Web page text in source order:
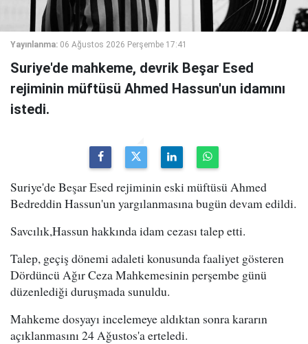
Yayınlanma: 06 Ağustos 2026 Perşembe 17:41
Suriye'de mahkeme, devrik Beşar Esed
rejiminin müftüsü Ahmed Hassun'un idamını
istedi.
Suriye'de Beşar Esed rejiminin eski müftüsü Ahmed
Bedreddin Hassun'un yargılanmasına bugün devam edildi.
Savcılık,Hassun hakkında idam cezası talep etti.
Talep, geçiş dönemi adaleti konusunda faaliyet gösteren
Dördüncü Ağır Ceza Mahkemesinin perşembe günü
düzenlediği duruşmada sunuldu.
Mahkeme dosyayı incelemeye aldıktan sonra kararın
açıklanmasını 24 Ağustos'a erteledi.